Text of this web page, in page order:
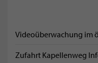
Videoüberwachung im
Zufahrt Kapellenweg